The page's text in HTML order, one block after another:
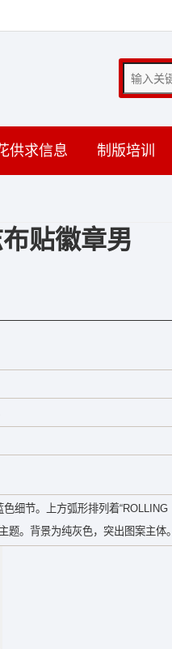
供求信息 制版培训
贴徽章男
细节。上方弧形排列着“ROLLING
。背景为纯灰色，突出图案主体。